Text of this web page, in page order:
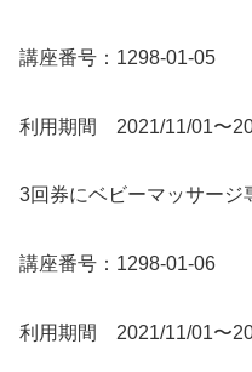
講座番号：1298-01-05
利用期間 2021/11/01〜
3回券にベビーマッサージ
講座番号：1298-01-06
利用期間 2021/11/01〜